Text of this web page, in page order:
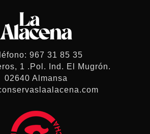
967 31 85 35
1 .Pol. Ind. El Mugrón.
02640 Almansa